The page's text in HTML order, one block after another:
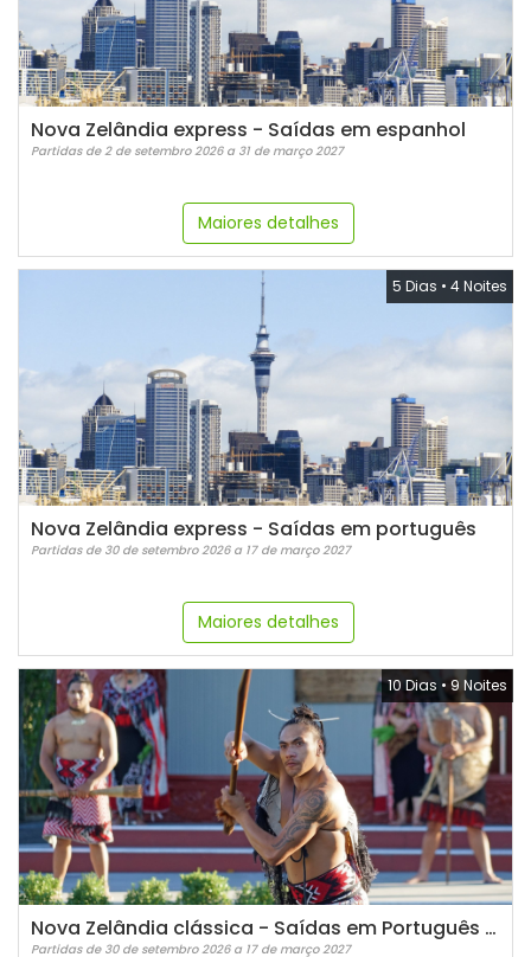
Nova Zelândia express - Saídas em espanhol
Partidas de 2 de setembro 2026 a 31 de março 2027
Maiores detalhes
5 Dias • 4 Noites
Nova Zelândia express - Saídas em português
Partidas de 30 de setembro 2026 a 17 de março 2027
Maiores detalhes
10 Dias • 9 Noites
Nova Zelândia clássica - Saídas em Português - 2026/2027
Partidas de 30 de setembro 2026 a 17 de março 2027